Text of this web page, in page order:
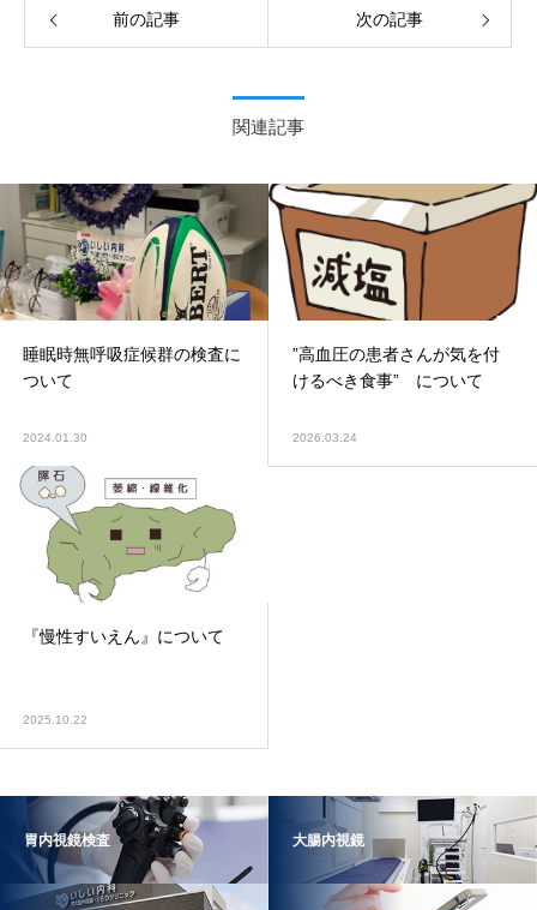
前の記事 次の記事
関連記事
睡眠時無呼吸症候群の検査に
ついて
2024.01.30
”高血圧の患者さんが気を付
けるべき食事” について
2026.03.24
『慢性すいえん』について
2025.10.22
胃内視鏡検査 大腸内視鏡